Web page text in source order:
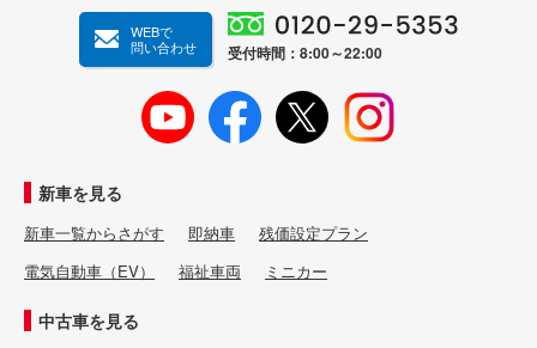
WEBで
問い合わせ
受付時間：8:00～22:00
新車を見る
新車一覧からさがす 即納車
残価設定プラン
電気自動車（EV）
福祉車両 ミニカー
中古車を見る